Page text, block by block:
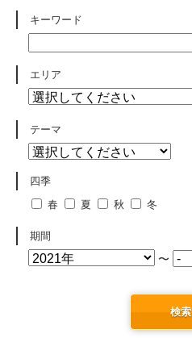
キーワード
エリア
テーマ
四季
春
夏 秋 冬
期間
〜
検索